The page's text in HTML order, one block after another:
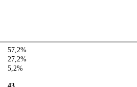
57,2%
27,2%
5,2%